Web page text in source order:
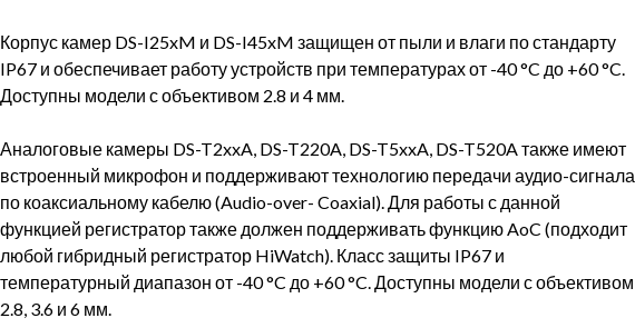
Корпус камер DS-I25xM и DS-I45xM защищен от пыли и влаги по стандарту
IP67 и обеспечивает работу устройств при температурах от -40 °C до +60 °C.
Доступны модели с объективом 2.8 и 4 мм.
Аналоговые камеры DS-T2xxA, DS-T220A, DS-T5xxA, DS-T520A также имеют
встроенный микрофон и поддерживают технологию передачи аудио-сигнала
по коаксиальному кабелю (Audio-over- Coaxial). Для работы с данной
функцией регистратор также должен поддерживать функцию AoC (подходит
любой гибридный регистратор HiWatch). Класс защиты IP67 и
температурный диапазон от -40 °C до +60 °C. Доступны модели с объективом
2.8, 3.6 и 6 мм.